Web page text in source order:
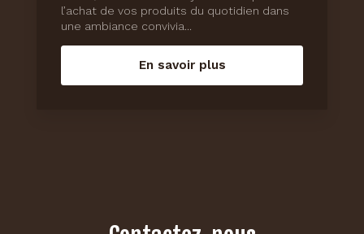
l’achat de vos produits du quotidien dans
une ambiance convivia...
En savoir plus